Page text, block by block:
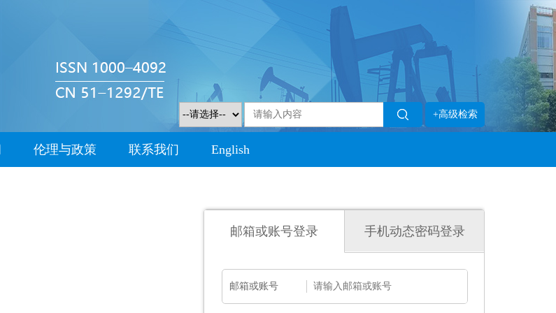
+高级检索
伦理与政策 联系我们 English
邮箱或账号登录 手机动态密码登录
邮箱或账号